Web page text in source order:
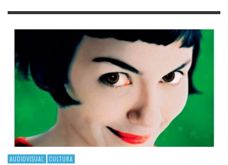
AUDIOVISUAL CULTURA